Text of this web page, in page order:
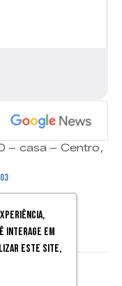
interage em
este site,
– casa – Centro,